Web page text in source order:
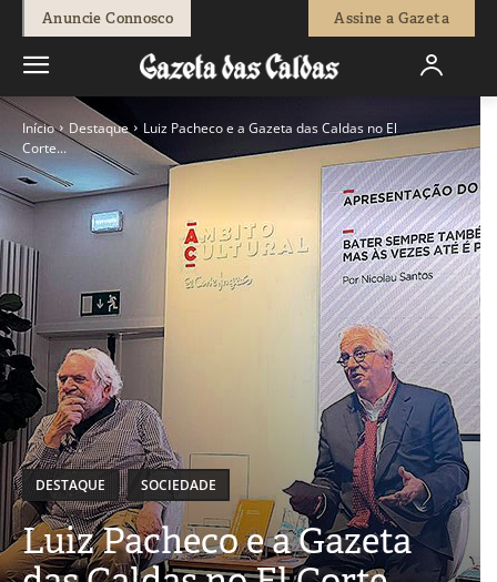
Anuncie Connosco Assine a Gazeta
Início Destaque
Luiz Pacheco e a Gazeta das Caldas no El
Corte...
DESTAQUE SOCIEDADE
Luiz Pacheco e a Gazeta